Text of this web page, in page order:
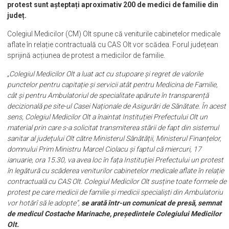
protest sunt așteptați aproximativ 200 de medici de familie din
județ.
Colegiul Medicilor (CM) Olt spune că veniturile cabinetelor medicale
aflate în relație contractuală cu CAS Olt vor scădea. Forul județean
sprijină acțiunea de protest a medicilor de familie.
„Colegiul Medicilor Olt a luat act cu stupoare și regret de valorile
punctelor pentru capitație și servicii atât pentru Medicina de Familie,
cât și pentru Ambulatoriul de specialitate apărute în transparență
decizională pe site-ul Casei Naționale de Asigurări de Sănătate. În acest
sens, Colegiul Medicilor Olt a înaintat Instituției Prefectului Olt un
material prin care s-a solicitat transmiterea stării de fapt din sistemul
sanitar al județului Olt către Ministerul Sănătății, Ministerul Finanțelor,
domnului Prim Ministru Marcel Ciolacu și faptul că miercuri, 17
ianuarie, ora 15.30, va avea loc în fața Instituției Prefectului un protest
în legătură cu scăderea veniturilor cabinetelor medicale aflate în relație
contractuală cu CAS Olt. Colegiul Medicilor Olt susține toate formele de
protest pe care medicii de familie și medicii specialiști din Ambulatoriu
vor hotărî să le adopte”, se arată într-un comunicat de presă, semnat
de medicul Costache Marinache, președintele Colegiului Medicilor
Olt.